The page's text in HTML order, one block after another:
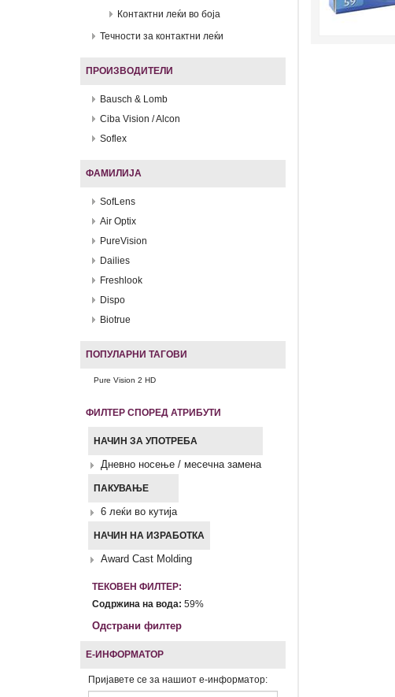
Контактни леќи во боја
Течности за контактни леќи
ПРОИЗВОДИТЕЛИ
Bausch & Lomb
Ciba Vision / Alcon
Soflex
ФАМИЛИЈА
SofLens
Air Optix
PureVision
Dailies
Freshlook
Dispo
Biotrue
ПОПУЛАРНИ ТАГОВИ
Pure Vision 2 HD
ФИЛТЕР СПОРЕД АТРИБУТИ
НАЧИН ЗА УПОТРЕБА
Дневно носење / месечна замена
ПАКУВАЊЕ
6 леќи во кутија
НАЧИН НА ИЗРАБОТКА
Award Cast Molding
ТЕКОВЕН ФИЛТЕР:
Содржина на вода: 59%
Одстрани филтер
Е-ИНФОРМАТОР
Пријавете се за нашиот е-информатор: